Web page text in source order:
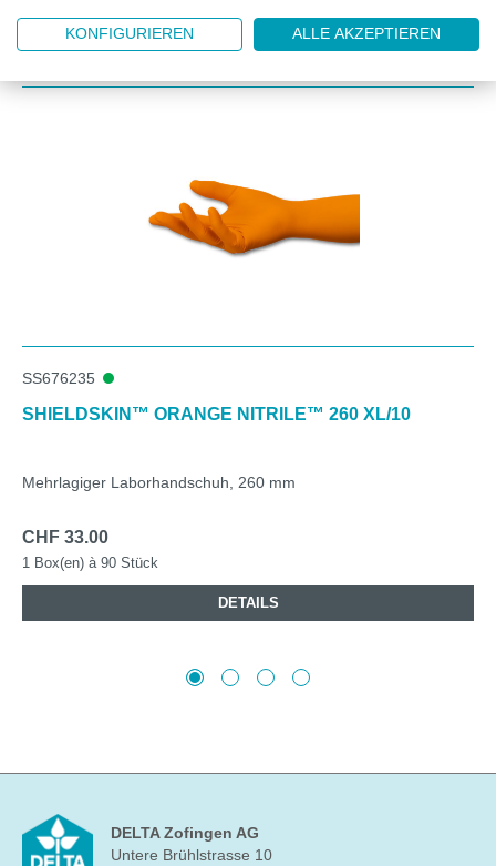
Produktgalerie überspringen
SS676235
SHIELDSKIN™ ORANGE NITRILE™ 260 XL/10
Mehrlagiger Laborhandschuh, 260 mm
CHF 33.00
1 Box(en) à 90 Stück
DETAILS
DELTA Zofingen AG
Untere Brühlstrasse 10
KONFIGURIEREN ALLE AKZEPTIEREN